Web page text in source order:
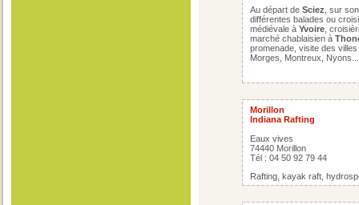
Au départ de Sciez , sur
différentes balades ou
médiévale à Yvoire ,
marché chablaisien à
promenade, visite des
Morges, Montreux,
Morillon
Indiana Rafting
Eaux vives
74440 Morillon
Tél : 04 50 92 79 44
Rafting, kayak raft,